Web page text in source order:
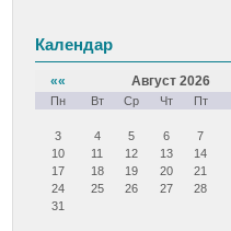
Календар
«« Август 2026
Пн Вт Ср Чт Пт
3
4 5 6 7
10
11 12 13 14
17
18 19 20 21
24
25 26 27 28
31